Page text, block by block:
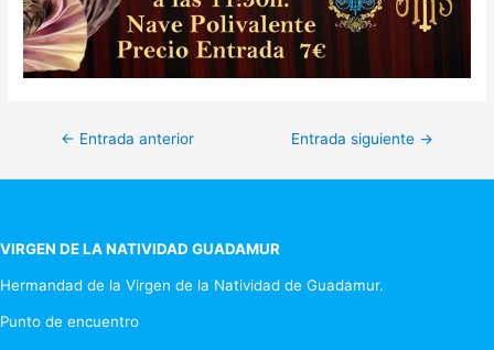
Navegación
de
← Entrada anterior Entrada siguiente →
VIRGEN DE LA NATIVIDAD GUADAMUR
Hermandad de la Virgen de la Natividad de Guadamur.
Punto de encuentro